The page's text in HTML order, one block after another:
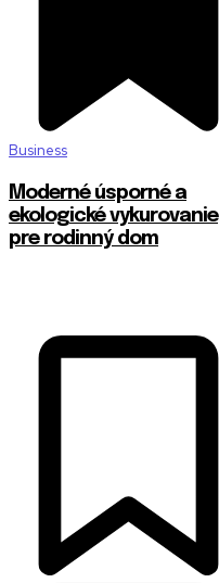
Business
Moderné úsporné a
ekologické vykurovanie
pre rodinný dom